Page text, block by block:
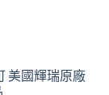
美國輝瑞原廠